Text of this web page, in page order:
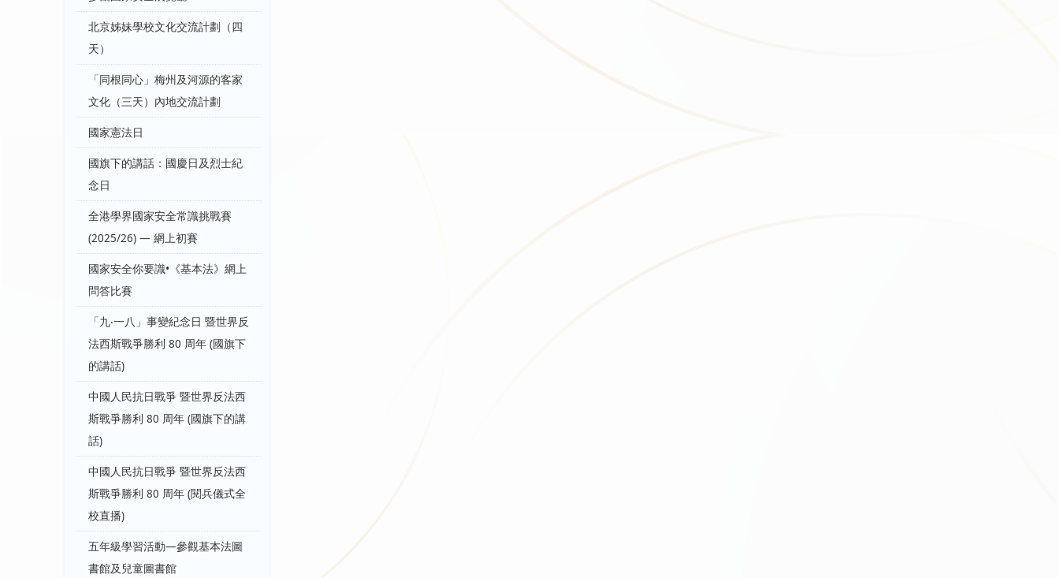
北京姊妹學校文化交流計劃（四
天）
「同根同心」梅州及河源的客家
文化（三天）內地交流計劃
國家憲法日
國旗下的講話：國慶日及烈士紀
念日
全港學界國家安全常識挑戰賽
(2025/26) — 網上初賽
國家安全你要識•《基本法》網上
問答比賽
「九‧一八」事變紀念日 暨世界反
法西斯戰爭勝利 80 周年 (國旗下
的講話)
中國人民抗日戰爭 暨世界反法西
斯戰爭勝利 80 周年 (國旗下的講
話)
中國人民抗日戰爭 暨世界反法西
斯戰爭勝利 80 周年 (閱兵儀式全
校直播)
五年級學習活動—參觀基本法圖
書館及兒童圖書館